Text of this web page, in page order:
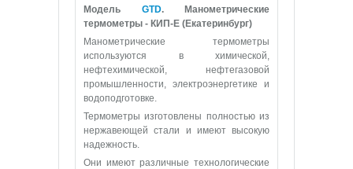
Модель GTD. Манометрические
термометры - КИП-Е (Екатеринбург)
Манометрические термометры
используются в химической,
нефтехимической, нефтегазовой
промышленности, электроэнергетике и
водоподготовке.
Термометры изготовлены полностью из
нержавеющей стали и имеют высокую
надежность.
Они имеют различные технологические